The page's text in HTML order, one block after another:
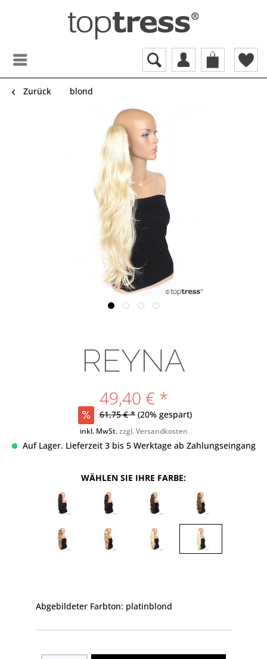
Zurück blond
REYNA
49,40 € *
61,75 € * (20% gespart)
inkl. MwSt.zzgl. Versandkosten
Auf Lager. Lieferzeit 3 bis 5 Werktage ab Zahlungseingang
WÄHLEN SIE IHRE FARBE:
Abgebildeter Farbton: platinblond